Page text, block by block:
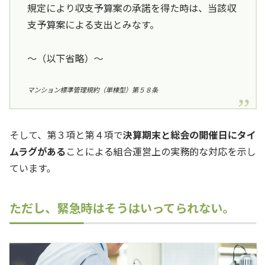
規定により収支予算案の承諾を得た時は、当該収
支予算案による支出とみなす。
～（以下省略）～
マンション標準管理規約（単棟型）第５８条
そして、第３項と第４項で決算期末と総会の開催日にタイ
ムラグがある ことによる組合運営上の実務的な対応を示し
ています。
ただし、緊急時はそうはいってられない。